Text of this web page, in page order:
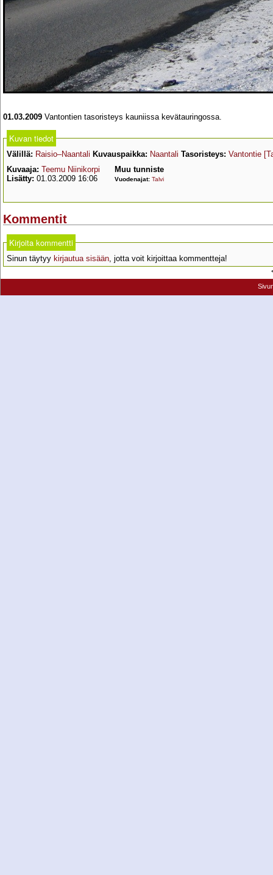
01.03.2009 Vantontien tasoristeys kauniissa kevätauringossa.
Kuvan tiedot
Välillä: Raisio–Naantali Kuvauspaikka: Naantali Tasoristeys: Vantontie
Kuvaaja: Teemu Niinikorpi
Lisätty: 01.03.2009 16:06
Muu tunniste
Vuodenajat: Talvi
Kommentit
Kirjoita kommentti
Sinun täytyy kirjautua sisään, jotta voit kirjoittaa kommentteja!